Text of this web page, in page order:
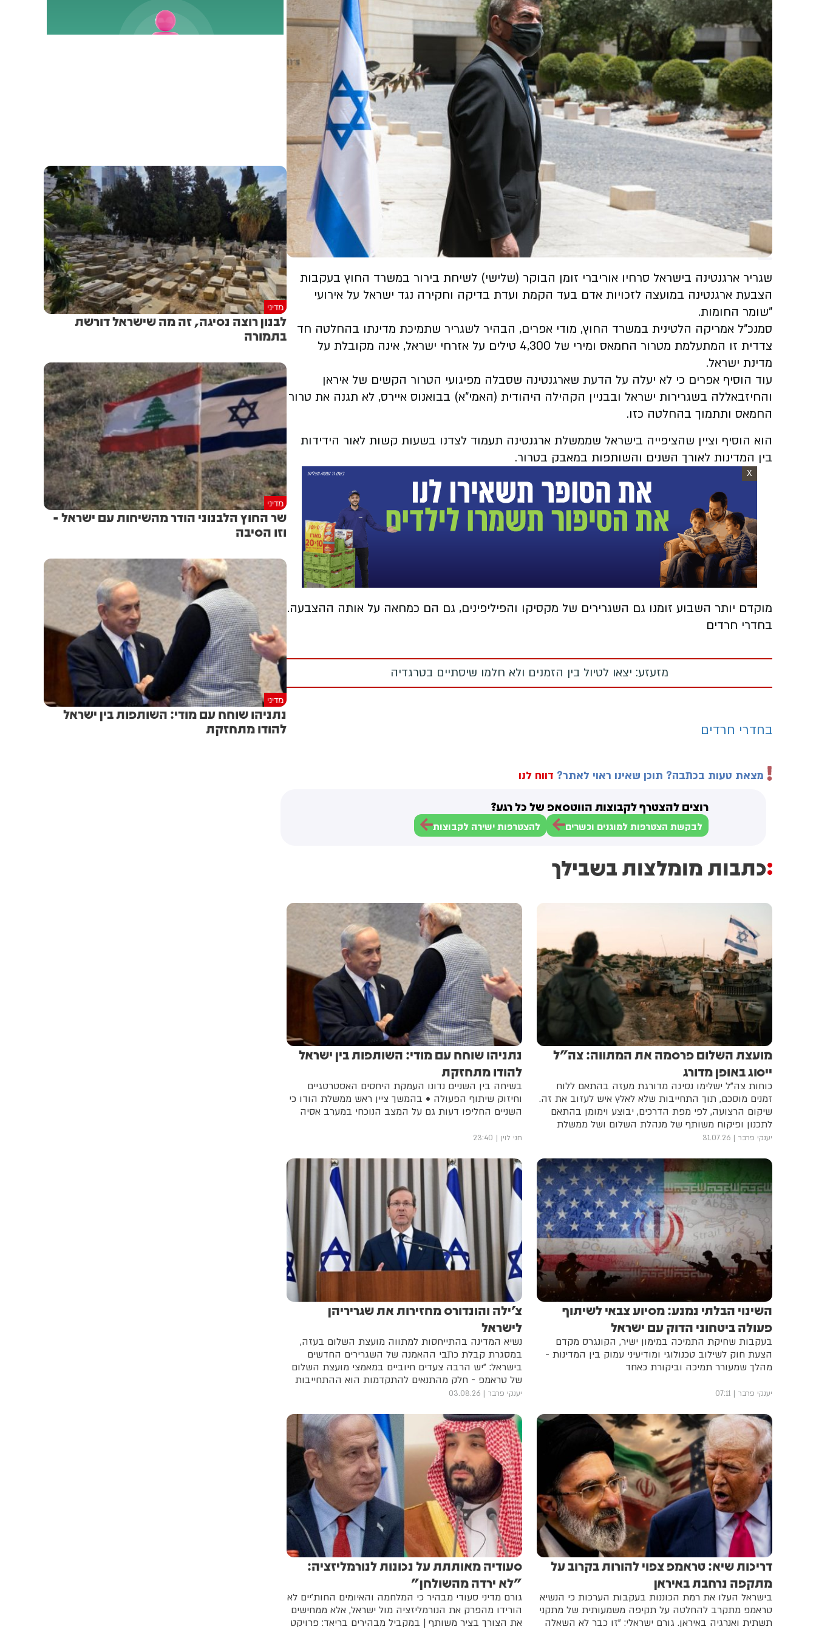
שגריר ארגנטינה בישראל סרחיו אוריברי זומן הבוקר (שלישי) לשיחת בירור במשרד החוץ בעקבות
הצבעת ארגנטינה במועצה לזכויות אדם בעד הקמת ועדת בדיקה וחקירה נגד ישראל על אירועי
"שומר החומות.
סמנכ"ל אמריקה הלטינית במשרד החוץ, מודי אפרים, הבהיר לשגריר שתמיכת מדינתו בהחלטה חד
צדדית זו המתעלמת מטרור החמאס ומירי של 4,300 טילים על אזרחי ישראל, אינה מקובלת על
מדינת ישראל.
עוד הוסיף אפרים כי לא יעלה על הדעת שארגנטינה שסבלה מפיגועי הטרור הקשים של איראן
והחיזבאללה בשגרירות ישראל ובבניין הקהילה היהודית (האמי"א) בבואנוס איירס, לא תגנה את טרור
החמאס ותתמוך בהחלטה כזו.
הוא הוסיף וציין שהציפייה בישראל שממשלת ארגנטינה תעמוד לצדנו בשעות קשות לאור הידידות
בין המדינות לאורך השנים והשותפות במאבק בטרור.
X
מוקדם יותר השבוע זומנו גם השגרירים של מקסיקו והפיליפינים, גם הם כמחאה על אותה ההצבעה.
בחדרי חרדים
מזעזע: יצאו לטיול בין הזמנים ולא חלמו שיסתיים בטרגדיה
בחדרי חרדים
מצאת טעות בכתבה? תוכן שאינו ראוי לאתר? דווח לנו
רוצים להצטרף לקבוצות הווטסאפ של כל רגע?
לבקשת הצטרפות למוגנים וכשרים להצטרפות ישירה לקבוצות
כתבות מומלצות בשבילך
מועצת השלום פרסמה את המתווה: צה"ל
ייסוג באופן מדורג
כוחות צה"ל ישלימו נסיגה מדורגת מעזה בהתאם ללוח
זמנים מוסכם, תוך התחייבות שלא לאלץ איש לעזוב את זה.
שיקום הרצועה, לפי מפת הדרכים, יבוצע וימומן בהתאם
לתכנון ופיקוח משותף של מנהלת השלום ושל ממשלת
הטכנוקרטים
יענקי פרבר 31.07.26
נתניהו שוחח עם מודי: השותפות בין ישראל
להודו מתחזקת
בשיחה בין השניים נדונו העמקת היחסים האסטרטגיים
וחיזוק שיתוף הפעולה • בהמשך ציין ראש ממשלת הודו כי
השניים החליפו דעות גם על המצב הנוכחי במערב אסיה
חני לוין 23:40
השינוי הבלתי נמנע: מסיוע צבאי לשיתוף
פעולה ביטחוני הדוק עם ישראל
בעקבות שחיקת התמיכה במימון ישיר, הקונגרס מקדם
הצעת חוק לשילוב טכנולוגי ומודיעיני עמוק בין המדינות -
מהלך שמעורר תמיכה וביקורת כאחד
יענקי פרבר 07:11
צ׳ילה והונדורס מחזירות את שגריריהן
לישראל
נשיא המדינה בהתייחסות למתווה מועצת השלום בעזה,
במסגרת קבלת כתבי ההאמנה של השגרירים החדשים
בישראל: ״יש הרבה צעדים חיוביים במאמצי מועצת השלום
של טראמפ - חלק מהתנאים להתקדמות הוא ההתחייבות
שחמאס יפורק מנשקו״
יענקי פרבר 03.08.26
דריכות שיא: טראמפ צפוי להורות בקרוב על
מתקפה נרחבת באיראן
בישראל העלו את רמת הכוננות בעקבות הערכות כי הנשיא
טראמפ מתקרב להחלטה על תקיפה משמעותית של מתקני
תשתית ואנרגיה באיראן. גורם ישראלי: "זו כבר לא השאלה
סעודיה מאותתת על נכונות לנורמליזציה:
"לא ירדה מהשולחן"
גורם מדיני סעודי מבהיר כי המלחמה והאיומים החות'יים לא
הורידו מהפרק את הנורמליזציה מול ישראל, אלא ממחישים
את הצורך בציר משותף | במקביל מבהירים בריאד: פרויקט
מדיני
לבנון רוצה נסיגה, זה מה שישראל דורשת
בתמורה
מדיני
שר החוץ הלבנוני הודר מהשיחות עם ישראל -
וזו הסיבה
מדיני
נתניהו שוחח עם מודי: השותפות בין ישראל
להודו מתחזקת